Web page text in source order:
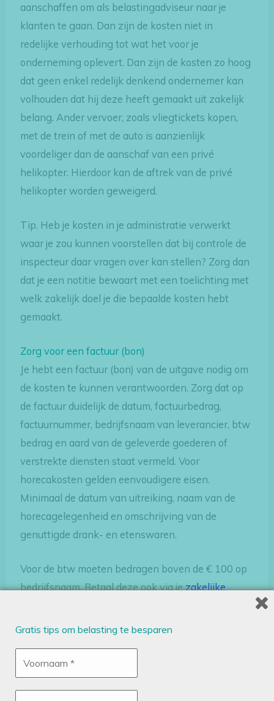
aanschaffen om als belastingadviseur naar je
klanten te gaan. Dan zijn de kosten niet in
redelijke verhouding tot wat het voor je
onderneming oplevert. Dan zijn de kosten zo hoog
dat geen enkel redelijk denkend ondernemer kan
volhouden dat hij deze heeft gemaakt uit zakelijk
belang. Ander vervoer, zoals vliegtickets kopen,
met de trein of met de auto is aanzienlijk
voordeliger dan de aanschaf van een privé
helikopter. Hierdoor kan de aftrek van de privé
helikopter worden geweigerd.
Tip. Heb je kosten in je administratie verwerkt
waar je zou kunnen voorstellen dat bij controle de
inspecteur daar vragen over kan stellen? Zorg dan
dat je een notitie bewaart met een toelichting met
welk zakelijk doel je die bepaalde kosten hebt
gemaakt.
Zorg voor een factuur (bon)
Je hebt een factuur (bon) van de uitgave nodig om
de kosten te kunnen verantwoorden. Zorg dat op
de factuur duidelijk de datum, factuurbedrag,
factuurnummer, bedrijfsnaam van leverancier, btw
bedrag en aard van de geleverde goederen of
verstrekte diensten staat vermeld. Voor
horecakosten gelden eenvoudigere eisen.
Minimaal de datum van uitreiking, naam van de
horecagelegenheid en omschrijving van de
genuttigde drank- en etenswaren.
Voor de btw moeten bedragen boven de € 100 op
bedrijfsnaam. Betaal deze ook via jezakelijke
jij die uitgaven hebt gedaan in het kader van je
straat hebt gevonden en in je boekhouding hebt
gestopt om minder kosten te hebben en daardoor
Gratis tips om belasting te besparen